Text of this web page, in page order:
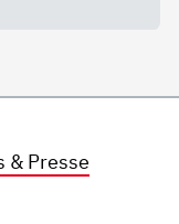
& Presse